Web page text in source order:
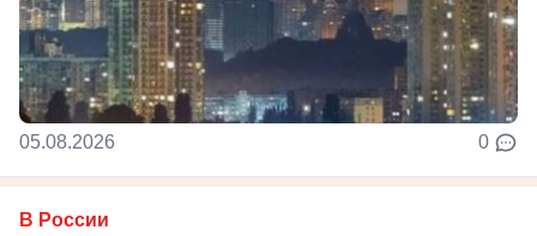
05.08.2026 0
В России